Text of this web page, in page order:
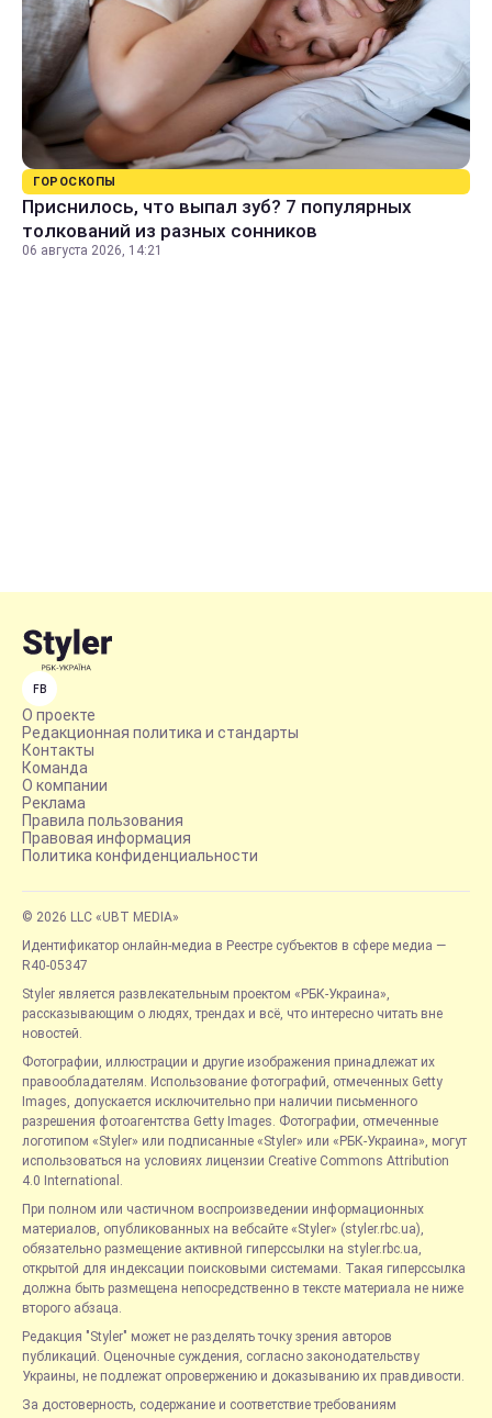
ГОРОСКОПЫ
Приснилось, что выпал зуб? 7 популярных
толкований из разных сонников
06 августа 2026, 14:21
FB
О проекте
Редакционная политика и стандарты
Контакты
Команда
О компании
Реклама
Правила пользования
Правовая информация
Политика конфиденциальности
© 2026 LLC «UBT MEDIA»
Идентификатор онлайн-медиа в Реестре субъектов в сфере медиа —
R40-05347
Styler является развлекательным проектом «РБК-Украина»,
рассказывающим о людях, трендах и всё, что интересно читать вне
новостей.
Фотографии, иллюстрации и другие изображения принадлежат их
правообладателям. Использование фотографий, отмеченных Getty
Images, допускается исключительно при наличии письменного
разрешения фотоагентства Getty Images. Фотографии, отмеченные
логотипом «Styler» или подписанные «Styler» или «РБК-Украина», могут
использоваться на условиях лицензии Creative Commons Attribution
4.0 International.
При полном или частичном воспроизведении информационных
материалов, опубликованных на вебсайте «Styler» (styler.rbc.ua),
обязательно размещение активной гиперссылки на styler.rbc.ua,
открытой для индексации поисковыми системами. Такая гиперссылка
должна быть размещена непосредственно в тексте материала не ниже
второго абзаца.
Редакция "Styler" может не разделять точку зрения авторов
публикаций. Оценочные суждения, согласно законодательству
Украины, не подлежат опровержению и доказыванию их правдивости.
За достоверность, содержание и соответствие требованиям